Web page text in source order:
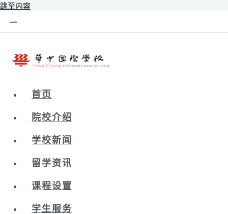
跳至内容
首页
院校介绍
学校新闻
留学资讯
课程设置
学生服务